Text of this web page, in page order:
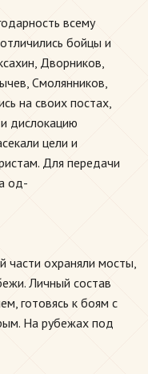
всему
бойцы и
Дворников,
Смолянников,
на своих постах,
дислокацию
цели и
Для передачи
од-
части охраняли мосты,
Личный состав
готовясь к боям с
На рубежах под